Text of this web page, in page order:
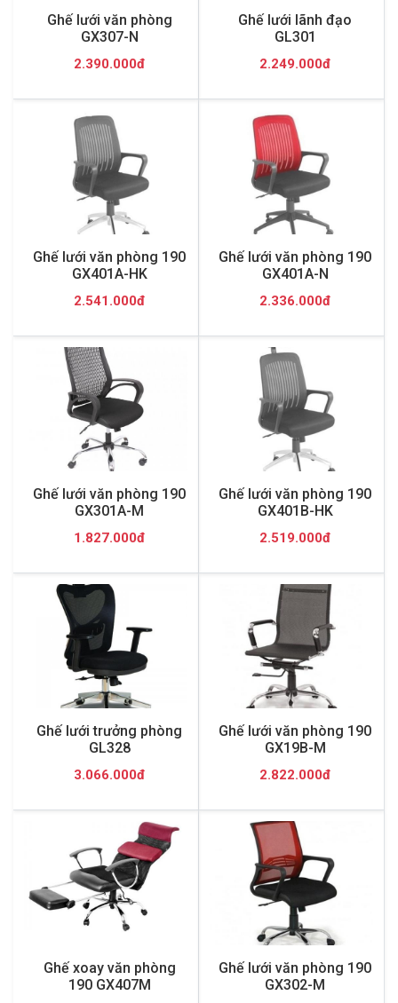
Ghế lưới văn phòng
GX307-N
2.390.000đ
Ghế lưới lãnh đạo
GL301
2.249.000đ
Ghế lưới văn phòng 190
GX401A-HK
2.541.000đ
Ghế lưới văn phòng 190
GX401A-N
2.336.000đ
Ghế lưới văn phòng 190
GX301A-M
1.827.000đ
Ghế lưới văn phòng 190
GX401B-HK
2.519.000đ
Ghế lưới trưởng phòng
GL328
3.066.000đ
Ghế lưới văn phòng 190
GX19B-M
2.822.000đ
Ghế xoay văn phòng
190 GX407M
Ghế lưới văn phòng 190
GX302-M